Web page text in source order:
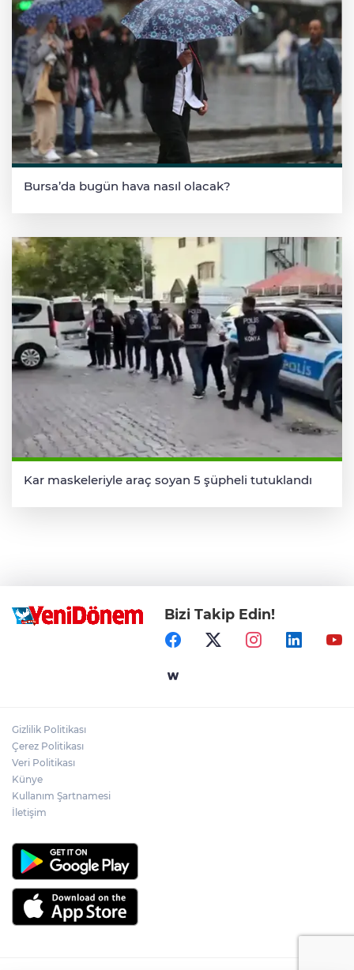
Bursa’da bugün hava nasıl olacak?
Kar maskeleriyle araç soyan 5 şüpheli tutuklandı
Bizi Takip Edin!
Gizlilik Politikası
Çerez Politikası
Veri Politikası
Künye
Kullanım Şartnamesi
İletişim